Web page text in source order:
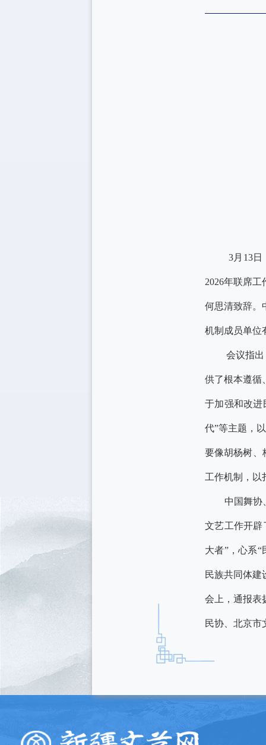
3月13日，
2026年联席
何思清致辞。
机制成员单位
会议指出，
供了根本遵循
于加强和改进
代”等主题，
要像胡杨树、
工作机制，以
中国舞协、
文艺工作开辟
大者”，心系
民族共同体建
会上，通报表
民协、北京市